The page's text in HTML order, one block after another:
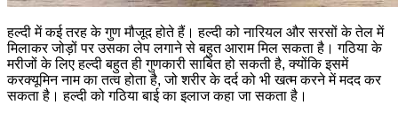
हल्दी में कई तरह के गुण मौजूद होते हैं। हल्दी को नारियल और सरसों के तेल में
मिलाकर जोड़ों पर उसका लेप लगाने से बहुत आराम मिल सकता है। गठिया के
मरीजों के लिए हल्दी बहुत ही गुणकारी साबित हो सकती है, क्योंकि इसमें
करक्यूमिन नाम का तत्व होता है, जो शरीर के दर्द को भी खत्म करने में मदद कर
सकता है। हल्दी को गठिया बाई का इलाज कहा जा सकता है।